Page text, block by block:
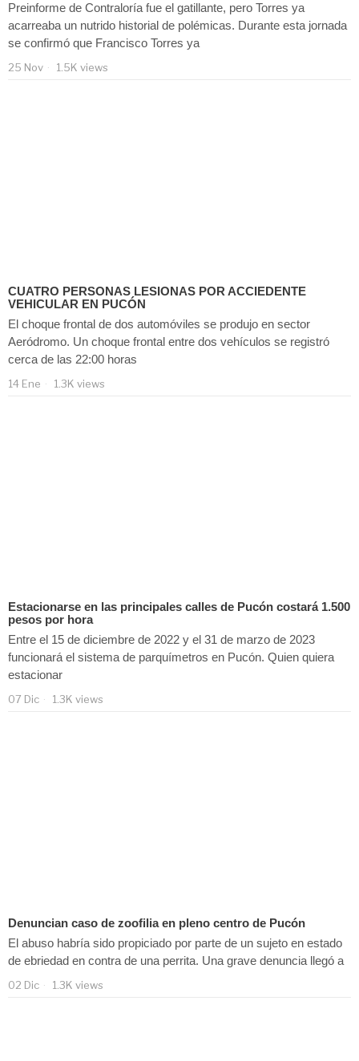
Preinforme de Contraloría fue el gatillante, pero Torres ya
acarreaba un nutrido historial de polémicas. Durante esta jornada
se confirmó que Francisco Torres ya
25 Nov 1.5K views
CUATRO PERSONAS LESIONAS POR ACCIEDENTE
VEHICULAR EN PUCÓN
El choque frontal de dos automóviles se produjo en sector
Aeródromo. Un choque frontal entre dos vehículos se registró
cerca de las 22:00 horas
14 Ene 1.3K views
Estacionarse en las principales calles de Pucón costará 1.500
pesos por hora
Entre el 15 de diciembre de 2022 y el 31 de marzo de 2023
funcionará el sistema de parquímetros en Pucón. Quien quiera
estacionar
07 Dic 1.3K views
Denuncian caso de zoofilia en pleno centro de Pucón
El abuso habría sido propiciado por parte de un sujeto en estado
de ebriedad en contra de una perrita. Una grave denuncia llegó a
02 Dic 1.3K views